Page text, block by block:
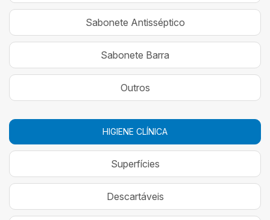
Sabonete Antisséptico
Sabonete Barra
Outros
HIGIENE CLÍNICA
Superfícies
Descartáveis